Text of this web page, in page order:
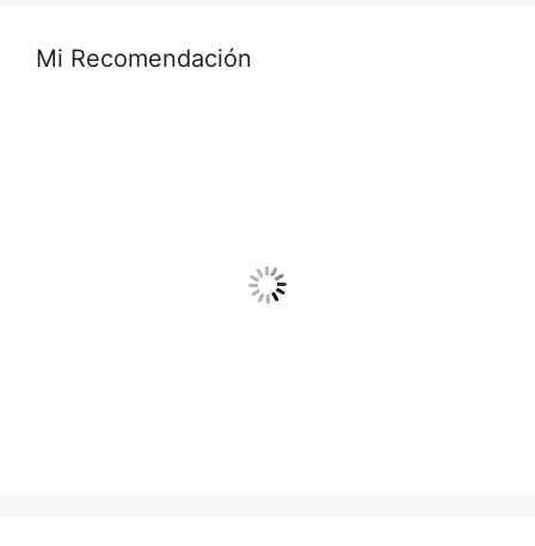
Mi Recomendación